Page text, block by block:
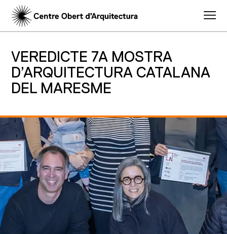
VEREDICTE 7A MOSTRA
D’ARQUITECTURA CATALANA
DEL MARESME